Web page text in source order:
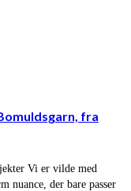
fra
Vi er vilde med
nuance, der bare passer